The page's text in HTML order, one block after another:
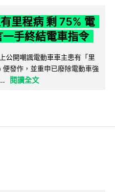
里程病 剩 75% 電
手終結電車指令
公開嘲諷電動車車主患有「里
發作，並重申已廢除電動車強
閱讀全文